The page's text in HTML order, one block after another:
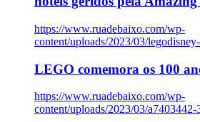
https://www.ruadebaixo.com/wp-
content/uploads/2023/03/
LEGO comemora os 100
https://www.ruadebaixo.com/wp-
content/uploads/2023/03/